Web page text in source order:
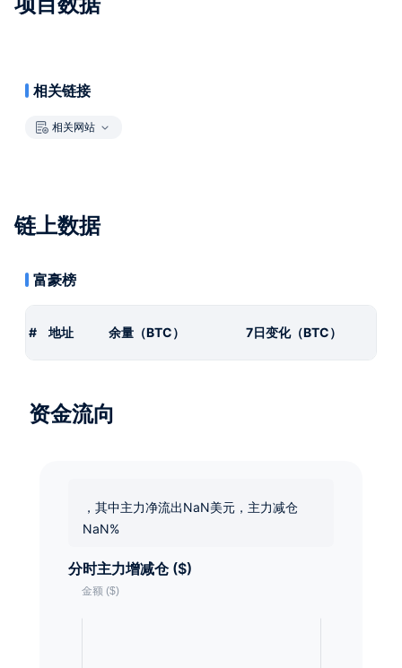
相关链接
相关网站
链上数据
富豪榜
# 地址 余量（BTC） 7日变化（BTC）
资金流向
，其中主力净流出NaN美元，主力减仓
NaN%
分时主力增减仓 ($)